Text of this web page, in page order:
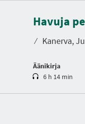
Havuja
⁄ Kanerva,
Äänikirja
K
s
t
o
6 h 14 min